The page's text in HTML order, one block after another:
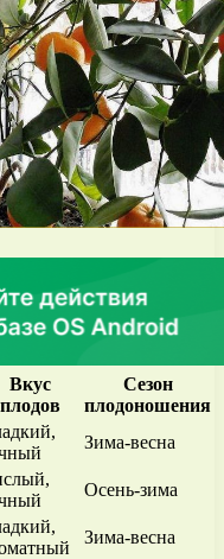
Вкус
плодов
Сезон
плодоношения
Зима-весна
Осень-зима
Зима-весна